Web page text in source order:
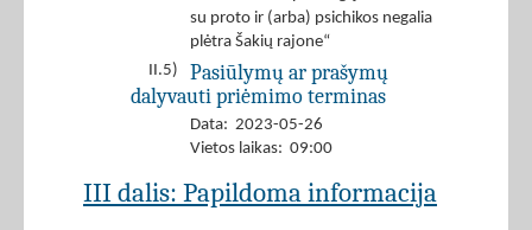
su proto ir (arba) psichikos negalia
plėtra Šakių rajone“
II.5)
Pasiūlymų ar prašymų
dalyvauti priėmimo terminas
Data: 2023-05-26
Vietos laikas: 09:00
III dalis: Papildoma informacija